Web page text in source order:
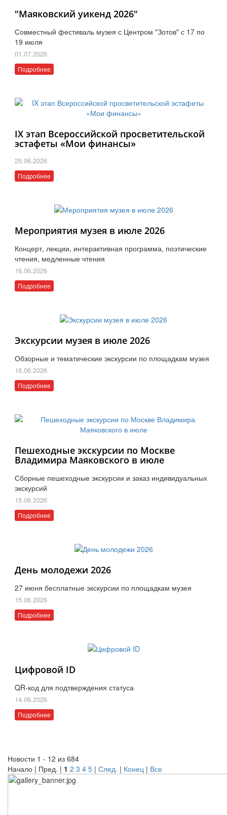
"Маяковский уикенд 2026"
Совместный фестиваль музея с Центром "Зотов" с 17 по
19 июля
01.07.2026
Подробнее
IX этап Всероссийской просветительской
эстафеты «Мои финансы»
25.06.2026
Подробнее
Мероприятия музея в июле 2026
Концерт, лекции, интерактивная программа, поэтические
чтения, медленные чтения
16.06.2026
Подробнее
Экскурсии музея в июле 2026
Обзорные и тематические экскурсии по площадкам музея
16.06.2026
Подробнее
Пешеходные экскурсии по Москве
Владимира Маяковского в июле
Сборные пешеходные экскурсии и заказ индивидуальных
экскурсий
15.06.2026
Подробнее
День молодежи 2026
27 июня бесплатные экскурсии по площадкам музея
15.06.2026
Подробнее
Цифровой ID
QR-код для подтверждения статуса
14.06.2026
Подробнее
Новости 1 - 12 из 684
Начало | Пред. | 1 2 3 4 5 | След. | Конец | Все